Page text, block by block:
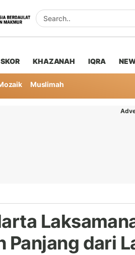
SKOR KHAZANAH IQRA
Muslimah
Panjang dari